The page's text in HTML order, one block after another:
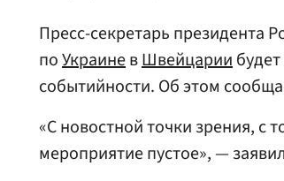
Пресс-секретарь президента
поУкраиневШвейцарии
событийности. Об этом
«С новостной точки зрения, с
мероприятие пустое», —